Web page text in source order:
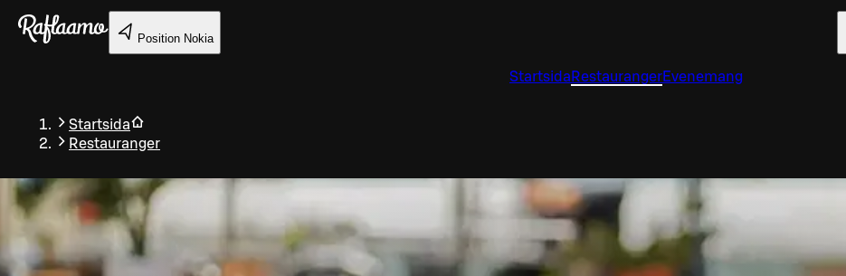
Gå till huvudinnehållet
Position Nokia
Startsida RestaurangerEvenemang
Startsida
Restauranger